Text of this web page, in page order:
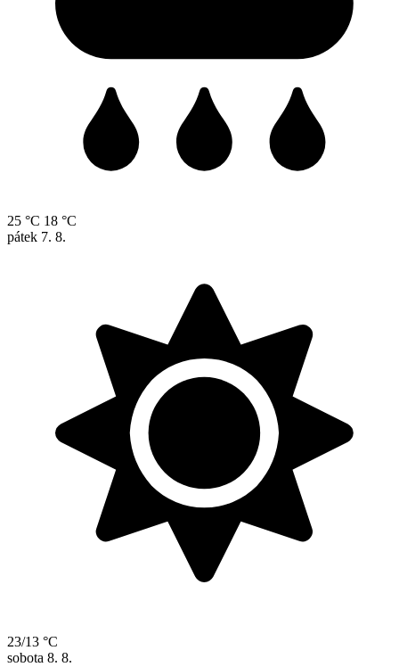
25 °C 18 °C
pátek 7. 8.
23/13 °C
sobota 8. 8.